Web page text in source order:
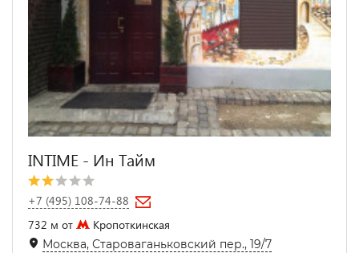
INTIME - Ин Тайм
+7 (495) 108-74-88
732 м от
Кропоткинская
Москва, Староваганьковский пер., 19/7